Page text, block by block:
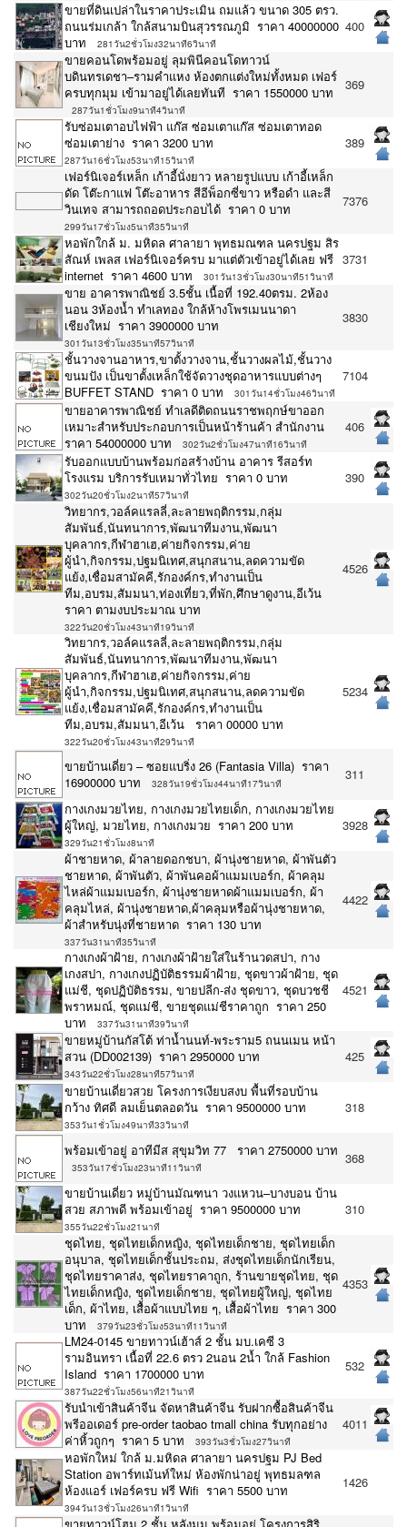
ขายที่ดินเปล่าในราคาประเมิน ถมแล้ว ขนาด 305 ตรว.
ถนนร่มเกล้า ใกล้สนามบินสุวรรณภูมิ ราคา 40000000
บาท
281วัน2ชั่วโมง32นาที6วินาที
400
ขายคอนโดพร้อมอยู่ ลุมพินีคอนโดทาวน์
บดินทรเดชา–รามคำแหง ห้องตกแต่งใหม่ทั้งหมด เฟอร์
ครบทุกมุม เข้ามาอยู่ได้เลยทันที ราคา 1550000 บาท
287วัน1ชั่วโมง9นาที4วินาที
369
รับซ่อมเตาอบไฟฟ้า แก๊ส ซ่อมเตาแก๊ส ซ่อมเตาทอด
ซ่อมเตาย่าง ราคา 3200 บาท
287วัน16ชั่วโมง53นาที15วินาที
389
เฟอร์นิเจอร์เหล็ก เก้าอี้นั่งยาว หลายรูปแบบ เก้าอี้เหล็ก
ดัด โต๊ะกาแฟ โต๊ะอาหาร สีอีพ็อกซี่ขาว หรือดำ และสี
วินเทจ สามารถถอดประกอบได้ ราคา 0 บาท
299วัน17ชั่วโมง5นาที35วินาที
7376
หอพักใกล้ ม. มหิดล ศาลายา พุทธมณฑล นครปฐม สิร
สัณห์ เพลส เฟอร์นิเจอร์ครบ มาแต่ตัวเข้าอยู่ได้เลย ฟรี
internet ราคา 4600 บาท
301วัน13ชั่วโมง30นาที51วินาที
3731
ขาย อาคารพาณิชย์ 3.5ชั้น เนื้อที่ 192.40ตรม. 2ห้อง
นอน 3ห้องน้ำ ทำเลทอง ใกล้ห้างโพรเมนนาดา
เชียงใหม่ ราคา 3900000 บาท
301วัน13ชั่วโมง35นาที57วินาที
3830
ชั้นวางจานอาหาร,ขาตั้งวางจาน,ชั้นวางผลไม้,ชั้นวาง
ขนมปัง เป็นขาตั้งเหล็กใช้จัดวางชุดอาหารแบบต่างๆ
BUFFET STAND ราคา 0 บาท
301วัน14ชั่วโมง46วินาที
7104
ขายอาคารพาณิชย์ ทำเลดีติดถนนราชพฤกษ์ขาออก
เหมาะสำหรับประกอบการเป็นหน้าร้านค้า สำนักงาน
ราคา 54000000 บาท
302วัน2ชั่วโมง47นาที16วินาที
406
รับออกแบบบ้านพร้อมก่อสร้างบ้าน อาคาร รีสอร์ท
โรงแรม บริการรับเหมาทั่วไทย ราคา 0 บาท
302วัน20ชั่วโมง2นาที57วินาที
390
วิทยากร,วอล์คแรลลี่,ละลายพฤติกรรม,กลุ่ม
สัมพันธ์,นันทนาการ,พัฒนาทีมงาน,พัฒนา
บุคลากร,กีฬาฮาเฮ,ค่ายกิจกรรม,ค่าย
ผู้นำ,กิจกรรม,ปฐมนิเทศ,สนุกสนาน,ลดความขัด
แย้ง,เชื่อมสามัคคี,รักองค์กร,ทำงานเป็น
ทีม,อบรม,สัมมนา,ท่องเที่ยว,ที่พัก,ศึกษาดูงาน,อีเว้น
ราคา ตามงบประมาณ บาท
322วัน20ชั่วโมง43นาที19วินาที
4526
วิทยากร,วอล์คแรลลี่,ละลายพฤติกรรม,กลุ่ม
สัมพันธ์,นันทนาการ,พัฒนาทีมงาน,พัฒนา
บุคลากร,กีฬาฮาเฮ,ค่ายกิจกรรม,ค่าย
ผู้นำ,กิจกรรม,ปฐมนิเทศ,สนุกสนาน,ลดความขัด
แย้ง,เชื่อมสามัคคี,รักองค์กร,ทำงานเป็น
ทีม,อบรม,สัมมนา,อีเว้น ราคา 00000 บาท
322วัน20ชั่วโมง43นาที29วินาที
5234
ขายบ้านเดี่ยว – ซอยแบริ่ง 26 (Fantasia Villa) ราคา
16900000 บาท
328วัน19ชั่วโมง44นาที17วินาที
311
กางเกงมวยไทย, กางเกงมวยไทยเด็ก, กางเกงมวยไทย
ผู้ใหญ่, มวยไทย, กางเกงมวย ราคา 200 บาท
329วัน21ชั่วโมง8นาที
3928
ผ้าชายหาด, ผ้าลายดอกชบา, ผ้านุ่งชายหาด, ผ้าพันตัว
ชายหาด, ผ้าพันตัว, ผ้าพันคอผ้าแมมเบอร์ก, ผ้าคลุม
ไหล่ผ้าแมมเบอร์ก, ผ้านุ่งชายหาดผ้าแมมเบอร์ก, ผ้า
คลุมไหล่, ผ้านุ่งชายหาด,ผ้าคลุมหรือผ้านุ่งชายหาด,
ผ้าสำหรับนุ่งที่ชายหาด ราคา 130 บาท
337วัน31นาที35วินาที
4422
กางเกงผ้าฝ้าย, กางเกงผ้าฝ้ายใส่ในร้านวดสปา, กาง
เกงสปา, กางเกงปฏิบัติธรรมผ้าฝ้าย, ชุดขาวผ้าฝ้าย, ชุด
แม่ชี, ชุดปฏิบัติธรรม, ขายปลีก-ส่ง ชุดขาว, ชุดบวชชี
พราหมณ์, ชุดแม่ชี, ขายชุดแม่ชีราคาถูก ราคา 250
บาท
337วัน31นาที39วินาที
4521
ขายหมู่บ้านกัสโต้​ ท่าน้ำนนท์-พระราม5 ถนนเมน หน้า
สวน (DD002139) ราคา 2950000 บาท
343วัน22ชั่วโมง28นาที57วินาที
425
ขายบ้านเดี่ยวสวย โครงการเงียบสงบ พื้นที่รอบบ้าน
กว้าง ทิศดี ลมเย็นตลอดวัน ราคา 9500000 บาท
353วัน1ชั่วโมง49นาที33วินาที
318
พร้อมเข้าอยู่ อาทีมีส สุขุมวิท 77 ราคา 2750000 บาท
353วัน17ชั่วโมง23นาที11วินาที
368
ขายบ้านเดี่ยว หมู่บ้านมัณฑนา วงแหวน–บางบอน บ้าน
สวย สภาพดี พร้อมเข้าอยู่ ราคา 9500000 บาท
355วัน22ชั่วโมง21นาที
310
ชุดไทย, ชุดไทยเด็กหญิง, ชุดไทยเด็กชาย, ชุดไทยเด็ก
อนุบาล, ชุดไทยเด็กชั้นประถม, ส่งชุดไทยเด็กนักเรียน,
ชุดไทยราคาส่ง, ชุดไทยราคาถูก, ร้านขายชุดไทย, ชุด
ไทยเด็กหญิง, ชุดไทยเด็กชาย, ชุดไทยผู้ใหญ่, ชุดไทย
เด็ก, ผ้าไทย, เสื้อผ้าแบบไทย ๆ, เสื้อผ้าไทย ราคา 300
บาท
379วัน23ชั่วโมง53นาที11วินาที
4353
LM24-0145 ขายทาวน์เฮ้าส์ 2 ชั้น มบ.เคซี 3
รามอินทรา เนื้อที่ 22.6 ตรว 2นอน 2น้ำ ใกล้ Fashion
Island ราคา 1700000 บาท
387วัน22ชั่วโมง56นาที21วินาที
532
รับนำเข้าสินค้าจีน จัดหาสินค้าจีน รับฝากซื้อสินค้าจีน
พรีออเดอร์ pre-order taobao tmall china รับทุกอย่าง
ค่าหิ้วถูกๆ ราคา 5 บาท
393วัน3ชั่วโมง27วินาที
4011
หอพักใหม่ ใกล้ ม.มหิดล ศาลายา นครปฐม PJ Bed
Station อพาร์ทเม้นท์ใหม่ ห้องพักน่าอยู่ พุทธมลฑล
ห้องแอร์ เฟอร์ครบ ฟรี Wifi ราคา 5500 บาท
394วัน13ชั่วโมง26นาที1วินาที
1426